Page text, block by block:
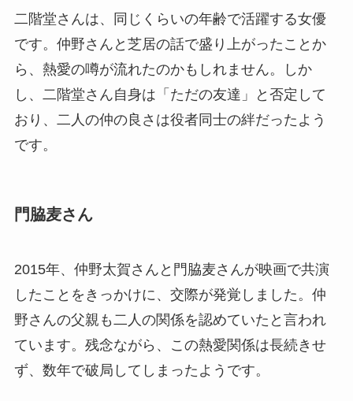
二階堂さんは、同じくらいの年齢で活躍する女優
です。仲野さんと芝居の話で盛り上がったことか
ら、熱愛の噂が流れたのかもしれません。しか
し、二階堂さん自身は「ただの友達」と否定して
おり、二人の仲の良さは役者同士の絆だったよう
です。
門脇麦さん
2015年、仲野太賀さんと門脇麦さんが映画で共演
したことをきっかけに、交際が発覚しました。仲
野さんの父親も二人の関係を認めていたと言われ
ています。残念ながら、この熱愛関係は長続きせ
ず、数年で破局してしまったようです。